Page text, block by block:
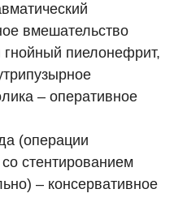
вмешательство
пиелонефрит,
– оперативное
(операции
стентированием
– консервативное